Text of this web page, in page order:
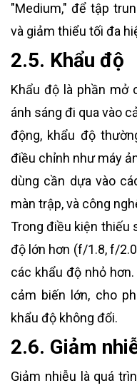
"Medium," để tập
và giảm thiểu tối đa
2.5. Khẩu độ
Khẩu độ là phần mở
ánh sáng đi qua vào
động, khẩu độ
điều chỉnh như máy
dùng cần dựa vào
màn trập, và công
Trong điều kiện thiếu
độ lớn hơn (f/1.8, f/
các khẩu độ nhỏ
cảm biến lớn, cho
khẩu độ không đổi.
2.6. Giảm
Giảm nhiễu là quá